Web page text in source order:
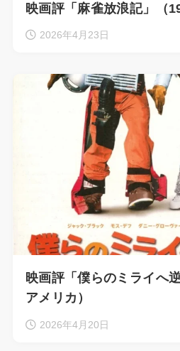
映画評「麻雀放浪記」（
2026年4月23日
映画評「僕らのミライへ
アメリカ）
2026年4月20日